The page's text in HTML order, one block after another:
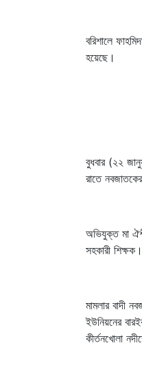
বরিশালে
হয়েছে।
বুধবার (২২
রাতে
অভিযুক্ত মা
সহকারী শিক্ষক।
মামলার বাদী
ইউনিয়নের
কীর্তনখোলা